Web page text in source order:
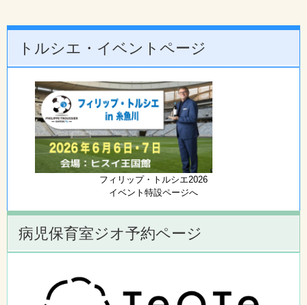
トルシエ・イベントページ
フィリップ・トルシエ2026
イベント特設ページへ
病児保育室ジオ予約ページ